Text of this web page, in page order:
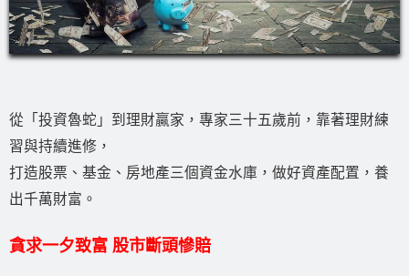
從「投資魯蛇」到理財贏家，專家三十五歲前，靠著理財練
習與持續進修，
打造股票、基金、房地產三個資金水庫，做好資產配置，養
出千萬財富。
貪求一夕致富 股市斷頭慘賠